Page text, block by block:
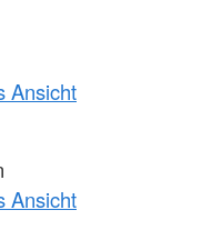
Ansicht
Ansicht